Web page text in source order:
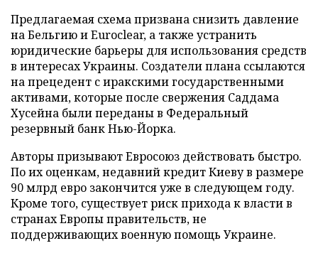
Предлагаемая схема призвана снизить давление
на Бельгию и Euroclear, а также устранить
юридические барьеры для использования средств
в интересах Украины. Создатели плана ссылаются
на прецедент с иракскими государственными
активами, которые после свержения Саддама
Хусейна были переданы в Федеральный
резервный банк Нью-Йорка.
Авторы призывают Евросоюз действовать быстро.
По их оценкам, недавний кредит Киеву в размере
90 млрд евро закончится уже в следующем году.
Кроме того, существует риск прихода к власти в
странах Европы правительств, не
поддерживающих военную помощь Украине.